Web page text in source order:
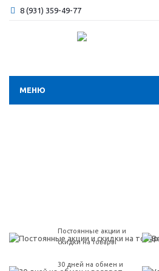
8 (931) 359-49-77
МЕНЮ
Постоянные акции и
скидки на товары
30 дней на обмен и